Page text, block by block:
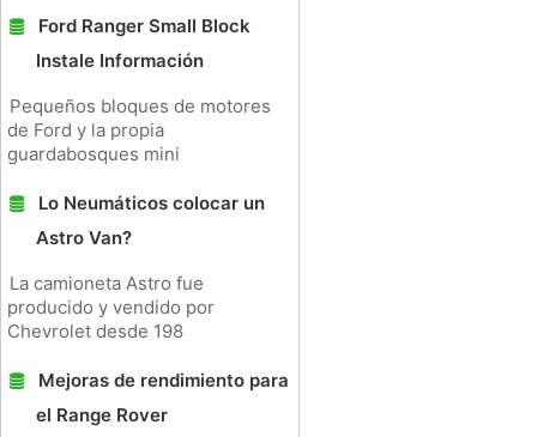
Ford Ranger Small Block
Instale Información
Pequeños bloques de motores
de Ford y la propia
guardabosques mini
Lo Neumáticos colocar un
Astro Van?
La camioneta Astro fue
producido y vendido por
Chevrolet desde 198
Mejoras de rendimiento para
el Range Rover